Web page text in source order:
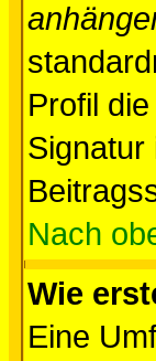
Profil
Signatur
Nach
Wie
Eine